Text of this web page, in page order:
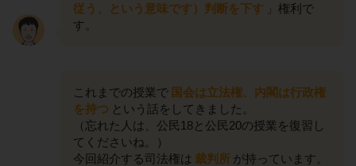
従う、という意味です）判断を下す
」権利で
す。
これまでの授業で 国会は立法権、内閣は行政権
を持つ という話をしてきました。
（忘れた人は、公民18と公民20の授業を復習し
てくださいね。）
今回紹介する司法権は 裁判所 が持っています。